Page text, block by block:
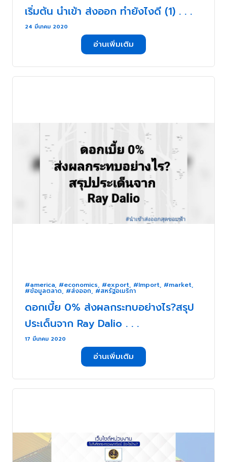
เริ่มต้น นำเข้า ส่งออก ทำยังไงดี (1) . . .
24 มีนาคม 2020
อ่านเพิ่มเติม
#america, #economics, #export, #Import, #market,
#ข้อมูลตลาด, #ส่งออก, #สหรัฐอเมริกา
ดอกเบี้ย 0% ส่งผลกระทบอย่างไร?สรุป
ประเด็นจาก Ray Dalio . . .
17 มีนาคม 2020
อ่านเพิ่มเติม